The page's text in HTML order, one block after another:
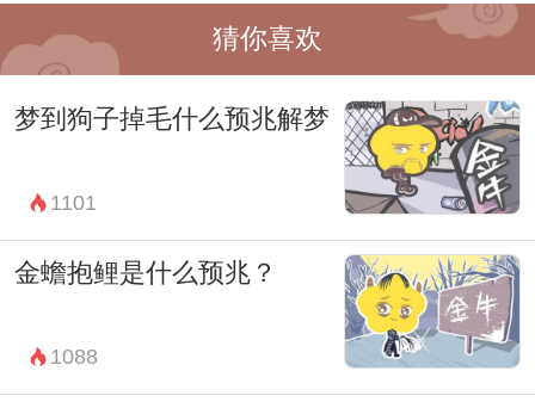
当然，梦境并不是百分之百准确的预示。在
周公解梦中，梦境只是一种参考和启示，最
终还是要结合自身的实际情况来进行分析和
判断。同时，梦境也不应该成为心理负担，
我们要以积极的心态去面对和解释这些梦
境。
总之，梦见狗是小人什么意思？周公解梦用
猜你喜欢
梦到狗子掉毛什么预兆解梦
1101
金蟾抱鲤是什么预兆？
1088